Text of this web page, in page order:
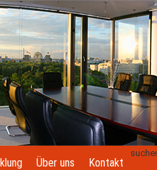
Über uns Kontakt